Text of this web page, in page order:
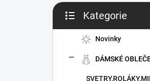
P
s
kategorie
Kategorie
Novinky
DÁMSKÉ